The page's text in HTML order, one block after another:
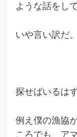
ような話をし
いや言い訳だ。
探せばいるはず
例え僕の漁協
ころでも、ア